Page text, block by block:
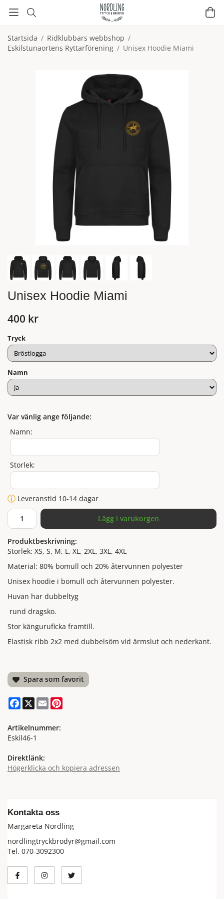
Startsida / Ridklubbars webbshop /
Eskilstunaortens Ryttarförening / Unisex Hoodie Miami
Unisex Hoodie Miami
400 kr
Tryck
Namn
Var vänlig ange följande:
Namn:
Storlek:
Leveranstid 10-14 dagar
Lägg i varukorgen
Produktbeskrivning:
Storlek: XS, S, M, L, XL, 2XL, 3XL, 4XL
Material: 80% bomull och 20% återvunnen polyester
Unisex hoodie i bomull och återvunnen polyester.
Huvan har dubbeltyg
rund dragsko.
Stor känguruficka framtill.
Elastisk ribb 2x2 med dubbelsöm vid ärmslut och nederkant.
Spara som favorit
Facebook
X Email
Artikelnummer:
Eskil46-1
Direktlänk:
Högerklicka och kopiera adressen
Kontakta oss
Margareta Nordling
nordlingtryckbrodyr@gmail.com
Tel. 070-3092300